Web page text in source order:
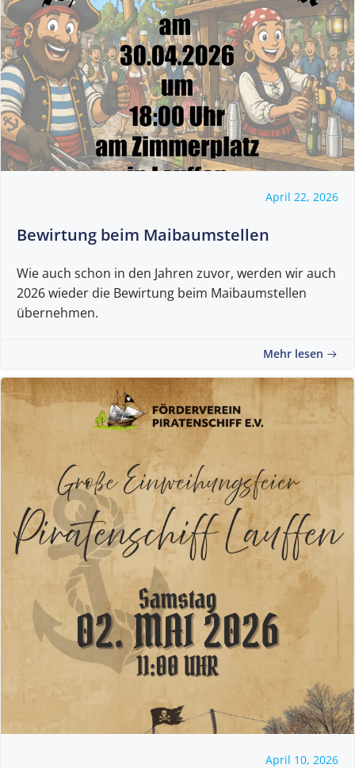
April 22, 2026
Bewirtung beim Maibaumstellen
Wie auch schon in den Jahren zuvor, werden wir auch
2026 wieder die Bewirtung beim Maibaumstellen
übernehmen.
Mehr lesen
April 10, 2026